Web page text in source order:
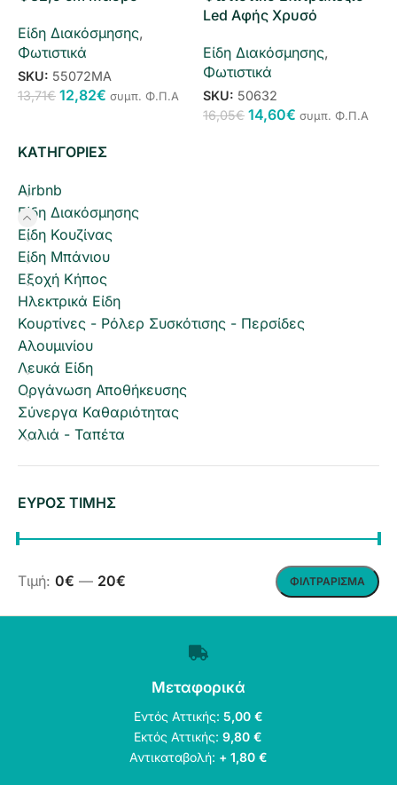
ΚΑΤΗΓΟΡΙΕΣ
Airbnb
Είδη Διακόσμησης
Είδη Κουζίνας
Είδη Μπάνιου
Εξοχή Κήπος
Ηλεκτρικά Είδη
Κουρτίνες - Ρόλερ Συσκότισης - Περσίδες
Αλουμινίου
Λευκά Είδη
Οργάνωση Αποθήκευσης
Σύνεργα Καθαριότητας
Χαλιά - Ταπέτα
ΕΥΡΟΣ ΤΙΜΗΣ
ΦΙΛΤΡΆΡΙΣΜΑ
Τιμή: 0€ — 20€
Είδη Διακόσμησης,
Φωτιστικά
SKU: 55072ΜΑ
13,71€ 12,82€ συμπ. Φ.Π.Α
Led Αφής Χρυσό
Είδη Διακόσμησης,
Φωτιστικά
SKU: 50632
16,05€ 14,60€ συμπ. Φ.Π.Α
Μεταφορικά
Εντός Αττικής: 5,00 €
Εκτός Αττικής:9,80 €
Αντικαταβολή: + 1,80 €